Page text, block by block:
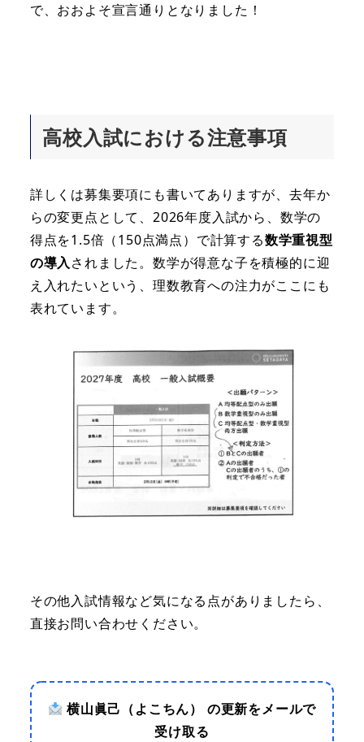
で、おおよそ宣言通りとなりました！
高校入試における注意事項
詳しくは募集要項にも書いてありますが、去年か
らの変更点として、2026年度入試から、数学の
得点を1.5倍（150点満点）で計算する数学重視型
の導入されました。数学が得意な子を積極的に迎
え入れたいという、理数教育への注力がここにも
表れています。
その他入試情報など気になる点がありましたら、
直接お問い合わせください。
横山眞己（よこちん） の更新をメールで
受け取る